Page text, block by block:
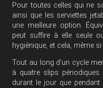
Pour toutes celles qui ne
ainsi que les serviettes
une meilleure option.
peut suffire à elle seule
hygiénique, et cela, même
Tout au long d’un cycle
à quatre slips
durant le jour que